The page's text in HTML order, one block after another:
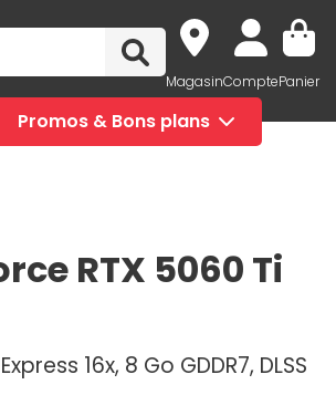
MagasinComptePanier
Promos & Bons plans
RTX 5060 Ti
16x, 8 Go GDDR7, DLSS